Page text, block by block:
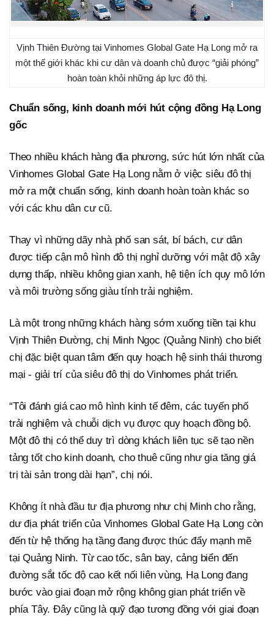
Vịnh Thiên Đường tại Vinhomes Global Gate Hạ Long mở ra
một thế giới khác khi cư dân và doanh chủ được “giải phóng”
hoàn toàn khỏi những áp lực đô thị.
Chuẩn sống, kinh doanh mới hút cộng đồng Hạ Long
gốc
Theo nhiều khách hàng địa phương, sức hút lớn nhất của
Vinhomes Global Gate Hạ Long nằm ở việc siêu đô thị
mở ra một chuẩn sống, kinh doanh hoàn toàn khác so
với các khu dân cư cũ.
Thay vì những dãy nhà phố san sát, bí bách, cư dân
được tiếp cận mô hình đô thị nghỉ dưỡng với mật độ xây
dựng thấp, nhiều không gian xanh, hệ tiện ích quy mô lớn
và môi trường sống giàu tính trải nghiệm.
Là một trong những khách hàng sớm xuống tiền tại khu
Vịnh Thiên Đường, chị Minh Ngọc (Quảng Ninh) cho biết
chị đặc biệt quan tâm đến quy hoạch hệ sinh thái thương
mại - giải trí của siêu đô thị do Vinhomes phát triển.
“Tôi đánh giá cao mô hình kinh tế đêm, các tuyến phố
trải nghiệm và chuỗi dịch vụ được quy hoạch đồng bộ.
Một đô thị có thể duy trì dòng khách liên tục sẽ tạo nền
tảng tốt cho kinh doanh, cho thuê cũng như gia tăng giá
trị tài sản trong dài hạn”, chị nói.
Không ít nhà đầu tư địa phương như chị Minh cho rằng,
dư địa phát triển của Vinhomes Global Gate Hạ Long còn
đến từ hệ thống hạ tầng đang được thúc đẩy mạnh mẽ
tại Quảng Ninh. Từ cao tốc, sân bay, cảng biển đến
đường sắt tốc độ cao kết nối liên vùng, Hạ Long đang
bước vào giai đoạn mở rộng không gian phát triển về
phía Tây. Đây cũng là quỹ đạo tương đồng với giai đoạn